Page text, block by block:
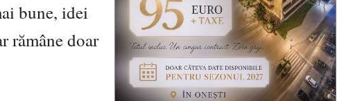
bune, idei
rămâne doar